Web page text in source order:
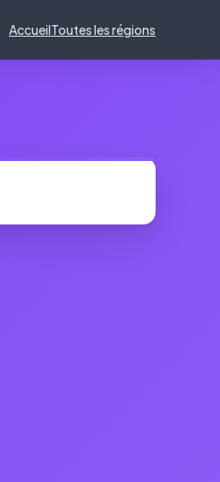
AccueilToutes les régions